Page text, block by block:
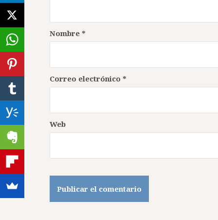
Nombre *
Correo electrónico *
Web